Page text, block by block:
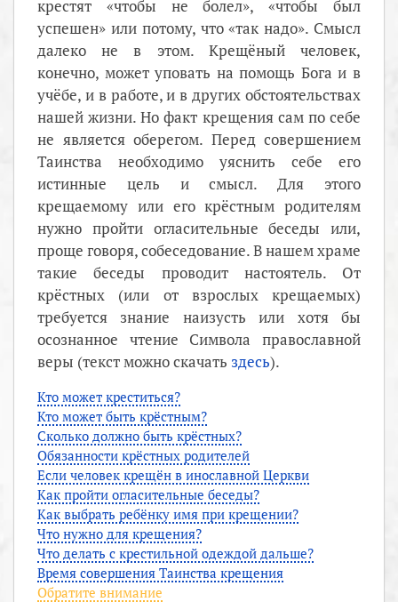
крестят «чтобы не болел», «чтобы был
успешен» или потому, что «так надо». Смысл
далеко не в этом. Крещёный человек,
конечно, может уповать на помощь Бога и в
учёбе, и в работе, и в других обстоятельствах
нашей жизни. Но факт крещения сам по себе
не является оберегом. Перед совершением
Таинства необходимо уяснить себе его
истинные цель и смысл. Для этого
крещаемому или его крёстным родителям
нужно пройти огласительные беседы или,
проще говоря, собеседование. В нашем храме
такие беседы проводит настоятель. От
крёстных (или от взрослых крещаемых)
требуется знание наизусть или хотя бы
осознанное чтение Символа православной
веры (текст можно скачать здесь).
Кто может креститься?
Кто может быть крёстным?
Сколько должно быть крёстных?
Обязанности крёстных родителей
Если человек крещён в инославной Церкви
Как пройти огласительные беседы?
Как выбрать ребёнку имя при крещении?
Что нужно для крещения?
Что делать с крестильной одеждой дальше?
Время совершения Таинства крещения
Обратите внимание